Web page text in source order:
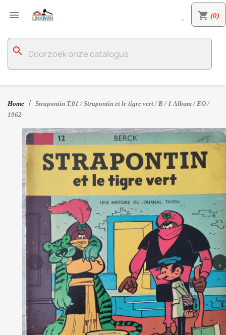
 shopping_cart (0)

search
Home
Strapontin T.01 / Strapontin et le tigre vert / B / 1 Album / EO /
1962
‹ ›